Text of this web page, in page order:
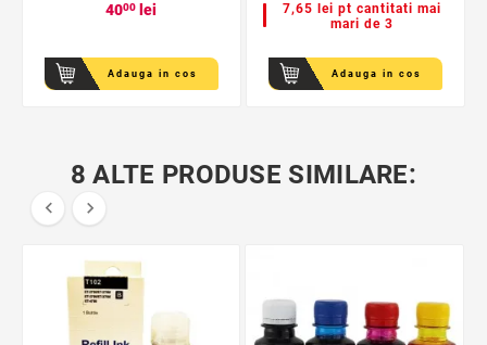
4000 lei
Adauga in cos
7,65 lei pt cantitati mai
mari de 3
Adauga in cos
8 ALTE PRODUSE SIMILARE:
 